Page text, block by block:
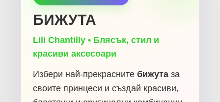
БИЖУТА
Lili Chantilly • Блясък, стил и
красиви аксесоари
Избери най-прекрасните бижута за
своите принцеси и създай красиви,